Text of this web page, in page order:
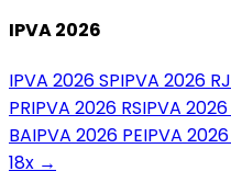
IPVA 2026
IPVA 2026SPIPVA 2026 RJ
PRIPVA 2026 RSIPVA 2026
BAIPVA 2026 PEIPVA 2026
18x →